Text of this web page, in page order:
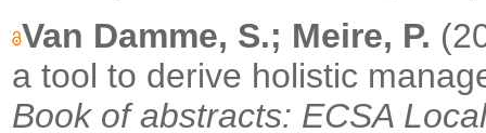
Van Damme, S.; Meire, P.
a tool to derive holistic
Book of abstracts: ECSA